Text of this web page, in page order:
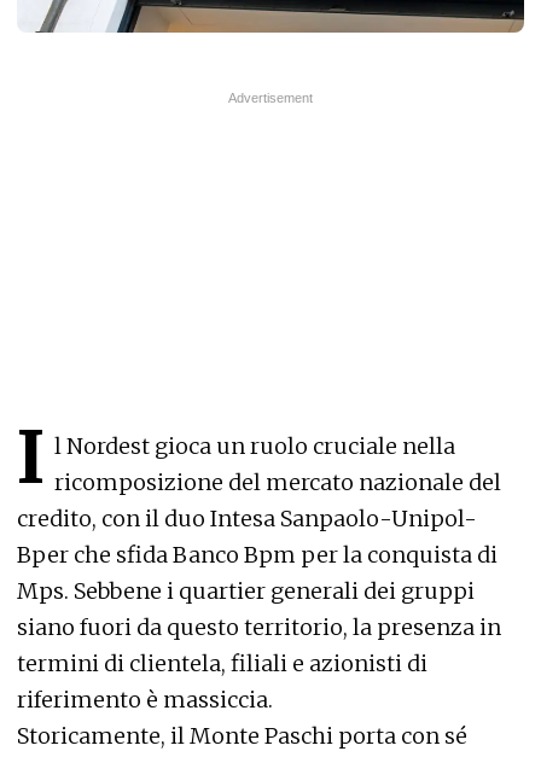
I l Nordest gioca un ruolo cruciale nella
ricomposizione del mercato nazionale del
credito, con il duo Intesa Sanpaolo-Unipol-
Bper che sfida Banco Bpm per la conquista di
Mps. Sebbene i quartier generali dei gruppi
siano fuori da questo territorio, la presenza in
termini di clientela, filiali e azionisti di
riferimento è massiccia.
Storicamente, il Monte Paschi porta con sé